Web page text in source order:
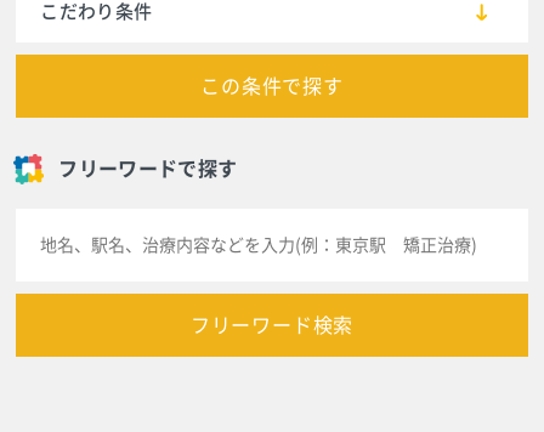
こだわり条件
この条件で探す
フリーワードで探す
フリーワード検索